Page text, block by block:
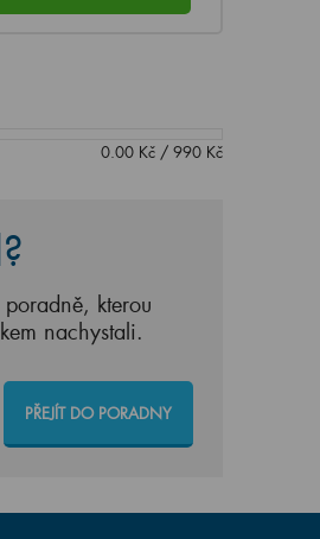
0.00Kč/ 990Kč
kterou
nachystali.
PŘEJÍT DO PORADNY